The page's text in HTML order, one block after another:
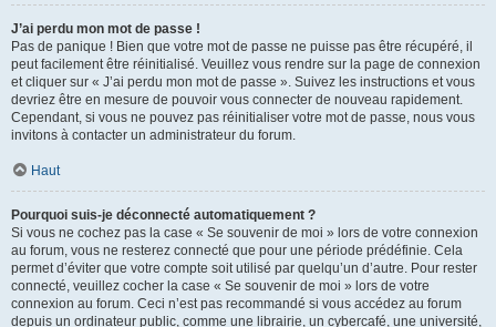
J’ai perdu mon mot de passe !
Pas de panique ! Bien que votre mot de passe ne puisse pas être récupéré, il
peut facilement être réinitialisé. Veuillez vous rendre sur la page de connexion
et cliquer sur « J’ai perdu mon mot de passe ». Suivez les instructions et vous
devriez être en mesure de pouvoir vous connecter de nouveau rapidement.
Cependant, si vous ne pouvez pas réinitialiser votre mot de passe, nous vous
invitons à contacter un administrateur du forum.
Haut
Pourquoi suis-je déconnecté automatiquement ?
Si vous ne cochez pas la case « Se souvenir de moi » lors de votre connexion
au forum, vous ne resterez connecté que pour une période prédéfinie. Cela
permet d’éviter que votre compte soit utilisé par quelqu’un d’autre. Pour rester
connecté, veuillez cocher la case « Se souvenir de moi » lors de votre
connexion au forum. Ceci n’est pas recommandé si vous accédez au forum
depuis un ordinateur public, comme une librairie, un cybercafé, une université,